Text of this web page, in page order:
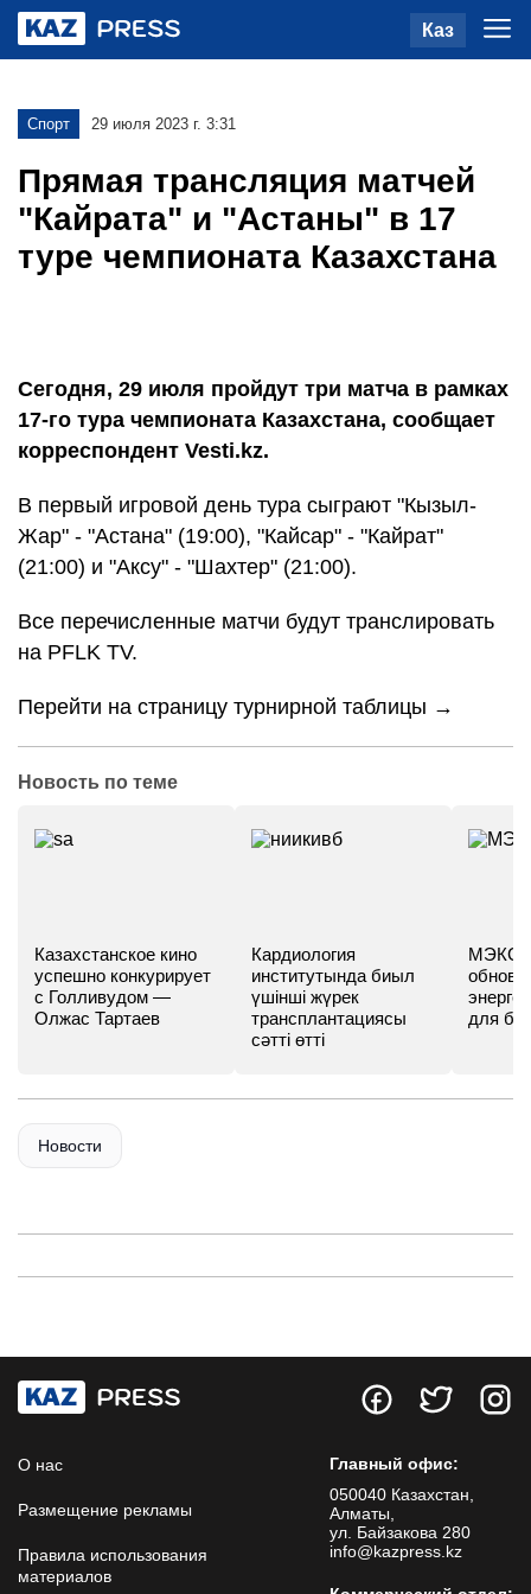
Каз
Спорт 29 июля 2023 г. 3:31
Прямая трансляция матчей
"Кайрата" и "Астаны" в 17
туре чемпионата Казахстана
Сегодня, 29 июля пройдут три матча в рамках
17-го тура чемпионата Казахстана, сообщает
корреспондент Vesti.kz.
В первый игровой день тура сыграют "Кызыл-
Жар" - "Астана" (19:00), "Кайсар" - "Кайрат"
(21:00) и "Аксу" - "Шахтер" (21:00).
Все перечисленные матчи будут транслировать
на PFLK TV.
Перейти на страницу турнирной таблицы →
Новость по теме
Казахстанское кино
успешно конкурирует
с Голливудом —
Олжас Тартаев
Кардиология
институтында биыл
үшінші жүрек
трансплантациясы
сәтті өтті
МЭКС -
для
Новости
О нас
Размещение рекламы
Правила использования
материалов
Главный офис:
050040 Казахстан,
Алматы,
ул. Байзакова 280
info@kazpress.kz